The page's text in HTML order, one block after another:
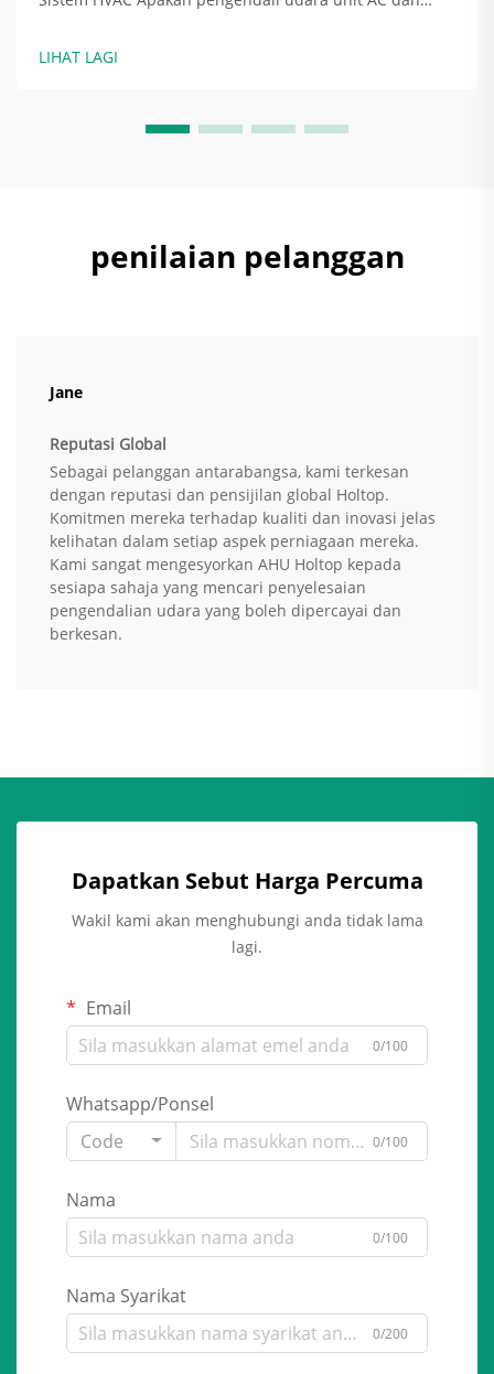
yang telah dikelolakan diedarkan ke seluruh
LIHAT LAGI
penilaian pelanggan
Jane
Reputasi Global
Sebagai pelanggan antarabangsa, kami terkesan
dengan reputasi dan pensijilan global Holtop.
Komitmen mereka terhadap kualiti dan inovasi jelas
kelihatan dalam setiap aspek perniagaan mereka.
Kami sangat mengesyorkan AHU Holtop kepada
sesiapa sahaja yang mencari penyelesaian
pengendalian udara yang boleh dipercayai dan
berkesan.
Dapatkan Sebut Harga Percuma
Wakil kami akan menghubungi anda tidak lama
lagi.
Email
0/100
Whatsapp/Ponsel
Code
0/100
Nama
0/100
Nama Syarikat
0/200